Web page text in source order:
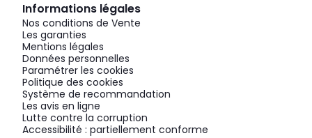
Informations légales
Nos conditions de Vente
Les garanties
Mentions légales
Données personnelles
Paramétrer les cookies
Politique des cookies
Système de recommandation
Les avis en ligne
Lutte contre la corruption
Accessibilité : partiellement conforme